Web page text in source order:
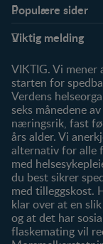
Populære sider
FAQ
Viktig melding
VIKTIG. Vi mener
starten for
Verdens
seks månedene
næringsrik, fast
års alder. Vi
alternativ for alle
med
du best sikrer
med tilleggskost.
klar over at en
og at det har
flaskemating vil